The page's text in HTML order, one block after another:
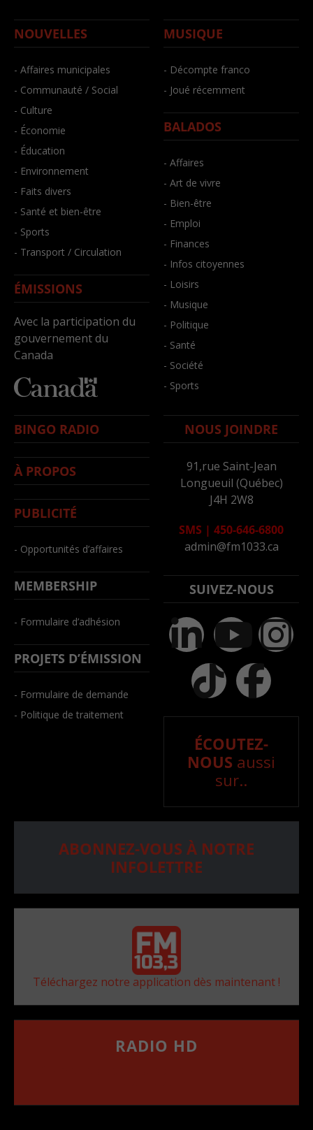
NOUVELLES
- Affaires municipales
- Communauté / Social
- Culture
- Économie
- Éducation
- Environnement
- Faits divers
- Santé et bien-être
- Sports
- Transport / Circulation
ÉMISSIONS
Avec la participation du
gouvernement du
Canada
MUSIQUE
- Décompte franco
- Joué récemment
BALADOS
- Affaires
- Art de vivre
- Bien-être
- Emploi
- Finances
- Infos citoyennes
- Loisirs
- Musique
- Politique
- Santé
- Société
- Sports
BINGO RADIO
À PROPOS
PUBLICITÉ
- Opportunités d’affaires
MEMBERSHIP
- Formulaire d’adhésion
PROJETS D’ÉMISSION
- Formulaire de demande
- Politique de traitement
NOUS JOINDRE
91,rue Saint-Jean
Longueuil (Québec)
J4H 2W8
SMS | 450-646-6800
admin@fm1033.ca
SUIVEZ-NOUS
ÉCOUTEZ-
NOUS aussi
sur..
ABONNEZ-VOUS À NOTRE
INFOLETTRE
Téléchargez notre application dès maintenant !
RADIO HD